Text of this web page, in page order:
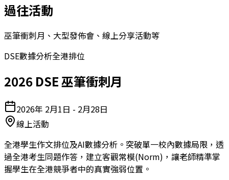
過往活動
巫筆衝刺月、大型發佈會、線上分享活動等
DSE數據分析全港排位
2026 DSE 巫筆衝刺月
2026年 2月1日 - 2月28日
線上活動
全港學生作文排位及AI數據分析。突破單一校內數據局限，透
過全港考生同題作答，建立客觀常模(Norm)，讓老師精準掌
握學生在全港競爭者中的真實強弱位置。